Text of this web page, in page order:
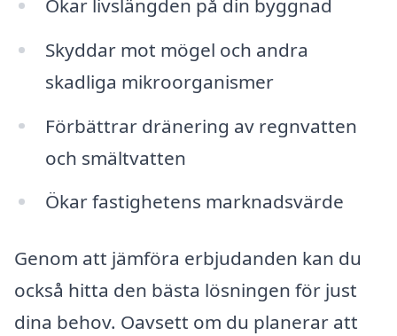
Ökar livslängden på din byggnad
Skyddar mot mögel och andra
skadliga mikroorganismer
Förbättrar dränering av regnvatten
och smältvatten
Ökar fastighetens marknadsvärde
Genom att jämföra erbjudanden kan du
också hitta den bästa lösningen för just
dina behov. Oavsett om du planerar att